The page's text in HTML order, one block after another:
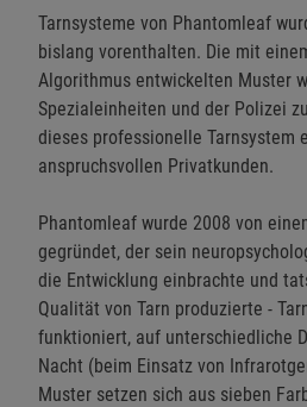
Tarnsysteme von Phantomleaf
bislang vorenthalten. Die mit
Algorithmus entwickelten Muster
Spezialeinheiten und der Polizei
dieses professionelle Tarnsystem
anspruchsvollen Privatkunden.
Phantomleaf wurde 2008 von
gegründet, der sein
die Entwicklung einbrachte und
Qualität von Tarn produzierte -
funktioniert, auf unterschiedliche
Nacht (beim Einsatz von
Muster setzen sich aus sieben